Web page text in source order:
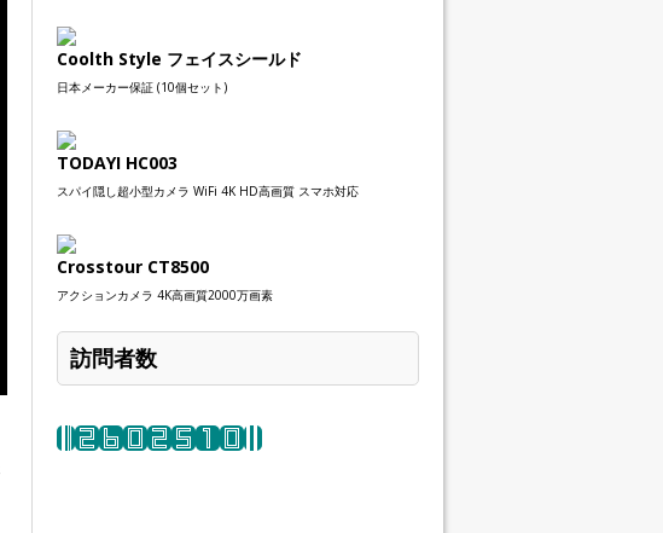
Coolth Style フェイスシールド
日本メーカー保証 (10個セット)
TODAYI HC003
スパイ隠し超小型カメラ WiFi 4K HD高画質 スマホ対応
Crosstour CT8500
アクションカメラ 4K高画質2000万画素
訪問者数